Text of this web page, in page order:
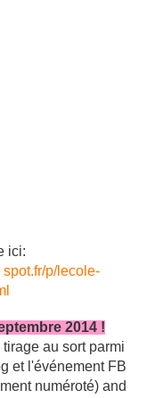
ici:
spot.fr/p/lecole-
2014 !
au sort parmi
et l'événement FB
numéroté) and